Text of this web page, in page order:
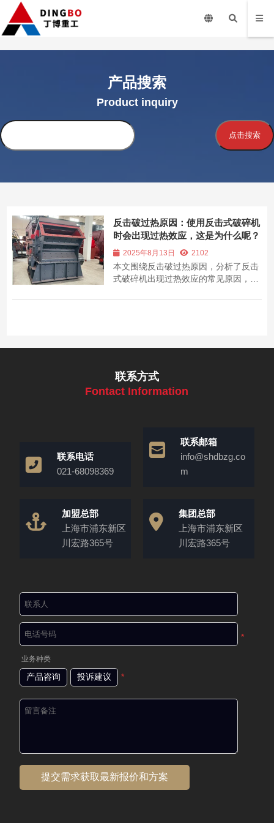
产品搜索
Product inquiry
点击搜索
反击破过热原因：使用反击式破碎机
时会出现过热效应，这是为什么呢？
2025年8月13日 2102
本文围绕反击破过热原因，分析了反击
式破碎机出现过热效应的常见原因，包
设备维护提供参考。
联系方式
Fontact Information
联系电话
021-68098369
联系邮箱
info@shdbzg.co
m
加盟总部
上海市浦东新区
川宏路365号
集团总部
上海市浦东新区
川宏路365号
*
业务种类
产品咨询 投诉建议 *